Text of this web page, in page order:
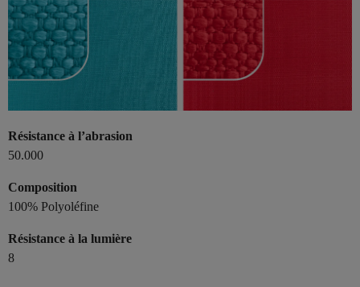
Résistance à l’abrasion
50.000
Composition
100% Polyoléfine
Résistance à la lumière
8